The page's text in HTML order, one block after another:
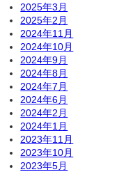
2025年3月
2025年2月
2024年11月
2024年10月
2024年9月
2024年8月
2024年7月
2024年6月
2024年2月
2024年1月
2023年11月
2023年10月
2023年5月